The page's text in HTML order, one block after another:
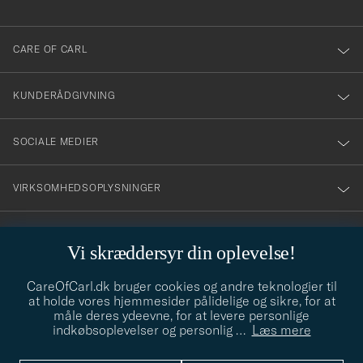
Vi skræddersyr din oplevelse!
CareOfCarl.dk bruger cookies og andre teknologier til
at holde vores hjemmesider pålidelige og sikre, for at
måle deres ydeevne, for at levere personlige
indkøbsoplevelser og personlig … Læs mere
dig
till
vårt
nyhetsbrev!
CARE OF CARL
KUNDERÅDGIVNING
SOCIALE MEDIER
VIRKSOMHEDSOPLYSNINGER
info@careofcarl.dk
Behøver du hjælp til at finde din stil? Lad os hjælpe dig, vi hjælper
gerne til!
STILRÅD